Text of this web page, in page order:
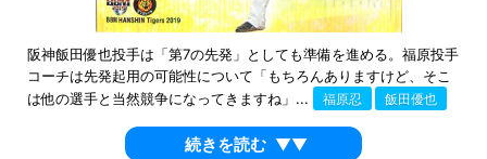
阪神飯田優也投手は「第7の先発」としても準備を進める。福原投手
コーチは先発起用の可能性について「もちろんありますけど、そこ
は他の選手と当然競争になってきますね」...
福原忍 飯田優也
続きを読む ▼▼